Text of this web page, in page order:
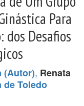
Para
dos Desafios
(Autor), Renata
de Toledo